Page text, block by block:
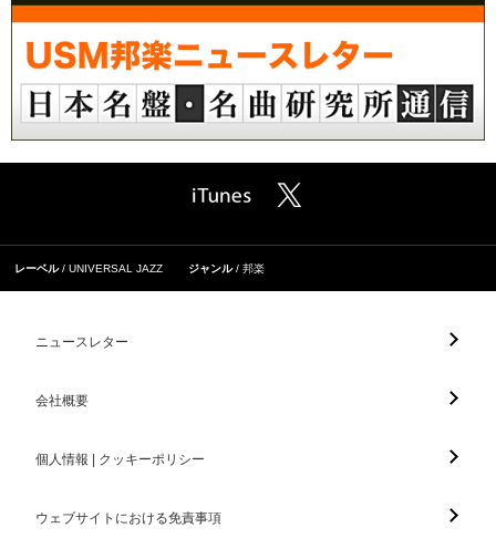
レーベル UNIVERSAL JAZZ ジャンル 邦楽
ニュースレター
会社概要
個人情報 | クッキーポリシー
ウェブサイトにおける免責事項